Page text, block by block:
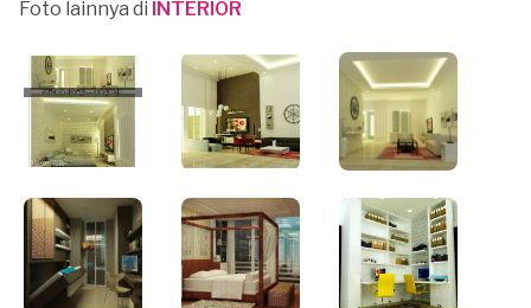
Foto lainnya di INTERIOR